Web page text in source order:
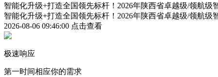
智能化升级+打造全国领先标杆！2026年陕西省卓越级/领航
智能化升级+打造全国领先标杆！2026年陕西省卓越级/领航
2026-08-06 09:46:00 点击查看
极速响应
第一时间相应你的需求